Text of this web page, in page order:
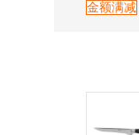
金额满减